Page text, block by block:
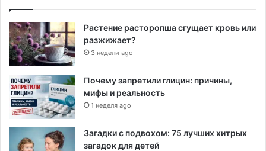
Растение расторопша сгущает кровь или
разжижает?
3 недели ago
Почему запретили глицин: причины,
мифы и реальность
1 неделя ago
Загадки с подвохом: 75 лучших хитрых
загадок для детей